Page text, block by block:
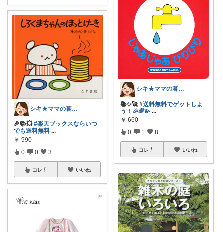
シキ★ママの暮らし、キッズ
🎉📚💥#楽天ブックスならいつ
でも送料無料 ...
￥ 990
0 0 3
コレ いいね
シキ★ママの暮らし、キッズ
📚✨🚀#送料無料でゲットしよ
う！🎉🌈💫 ...
￥ 660
0 1 8
コレ いいね